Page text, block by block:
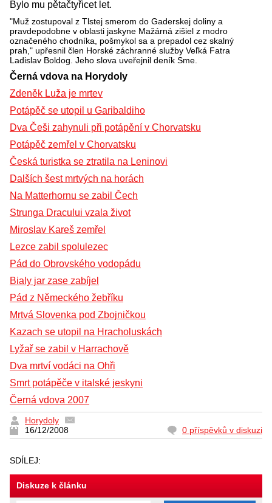
Bylo mu pětačtyřicet let.
"Muž zostupoval z Tlstej smerom do Gaderskej doliny a
pravdepodobne v oblasti jaskyne Mažárná zišiel z modro
označeného chodníka, pošmykol sa a prepadol cez skalný
prah," upřesnil člen Horské záchranné služby Veľká Fatra
Ladislav Boldog. Jeho slova uveřejnil deník Sme.
Černá vdova na Horydoly
Zdeněk Luža je mrtev
Potápěč se utopil u Garibaldiho
Dva Češi zahynuli při potápění v Chorvatsku
Potápěč zemřel v Chorvatsku
Česká turistka se ztratila na Leninovi
Dalších šest mrtvých na horách
Na Matterhornu se zabil Čech
Strunga Dracului vzala život
Miroslav Kareš zemřel
Lezce zabil spolulezec
Pád do Obrovského vodopádu
Bialy jar zase zabíjel
Pád z Německého žebříku
Mrtvá Slovenka pod Zbojničkou
Kazach se utopil na Hracholuskách
Lyžař se zabil v Harrachově
Dva mrtví vodáci na Ohři
Smrt potápěče v italské jeskyni
Černá vdova 2007
Horydoly
16/12/2008
0 příspěvků v diskuzi
SDÍLEJ:
Diskuze k článku